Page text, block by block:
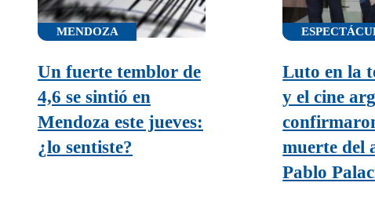
MENDOZA
Un fuerte temblor de
4,6 se sintió en
Mendoza este jueves:
¿lo sentiste?
Luto en la
y el cine
muerte del
Pablo